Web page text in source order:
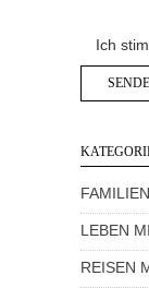
Ich
LEBEN
REISEN